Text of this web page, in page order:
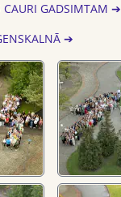
CAURI GADSIMTAM ➔
➔